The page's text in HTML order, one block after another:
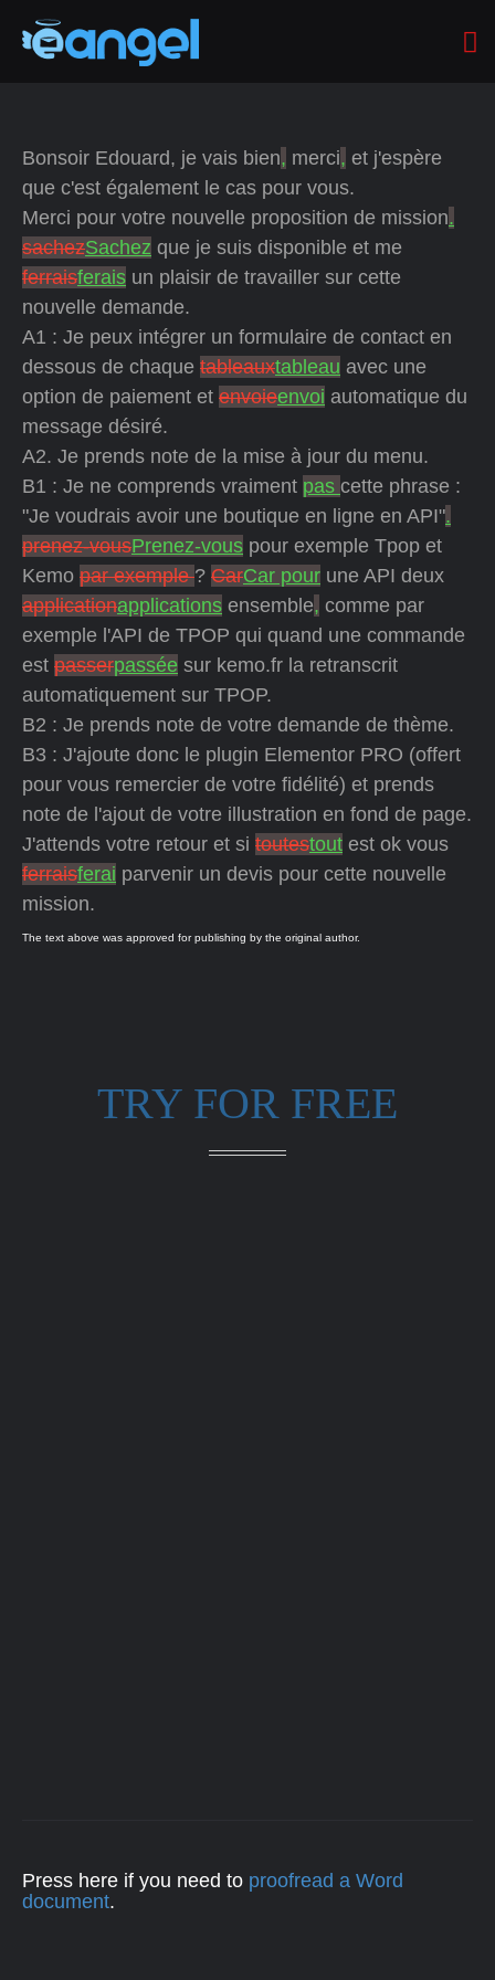
Bonsoir Edouard, je vais bien, merci, et j'espère
que c'est également le cas pour vous.
Merci pour votre nouvelle proposition de mission.
sachezSachez que je suis disponible et me
ferraisferais un plaisir de travailler sur cette
nouvelle demande.
A1 : Je peux intégrer un formulaire de contact en
dessous de chaque tableauxtableau avec une
option de paiement et envoieenvoi automatique du
message désiré.
A2. Je prends note de la mise à jour du menu.
B1 : Je ne comprends vraiment pas cette phrase :
"Je voudrais avoir une boutique en ligne en API".
prenez-vousPrenez-vous pour exemple Tpop et
Kemo par exemple? CarCar pour une API deux
applicationapplications ensemble, comme par
exemple l'API de TPOP qui quand une commande
est passerpassée sur kemo.fr la retranscrit
automatiquement sur TPOP.
B2 : Je prends note de votre demande de thème.
B3 : J'ajoute donc le plugin Elementor PRO (offert
pour vous remercier de votre fidélité) et prends
note de l'ajout de votre illustration en fond de page.
J'attends votre retour et si toutestout est ok vous
ferraisferai parvenir un devis pour cette nouvelle
mission.
The text above was approved for publishing by the original author.
TRY FOR FREE
Press here if you need to proofread a Word
document.